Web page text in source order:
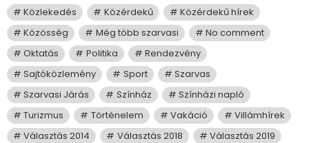
Közlekedés
Közérdekű
Közérdekű hírek
Közösség
Még több szarvasi
No comment
Oktatás
Politika
Rendezvény
Sajtóközlemény
Sport
Szarvas
Szarvasi Járás
Színház
Színházi napló
Turizmus
Történelem Vakáció
Villámhírek
Választás 2014
Választás 2018
Választás 2019